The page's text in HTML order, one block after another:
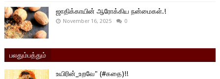
ஜாதிக்காயின் ஆரோக்கிய நன்மைகள்.!
November 16, 2025 0
பலதும்பத்தும்
உயிரின்_உறவே" (#கதை)!!